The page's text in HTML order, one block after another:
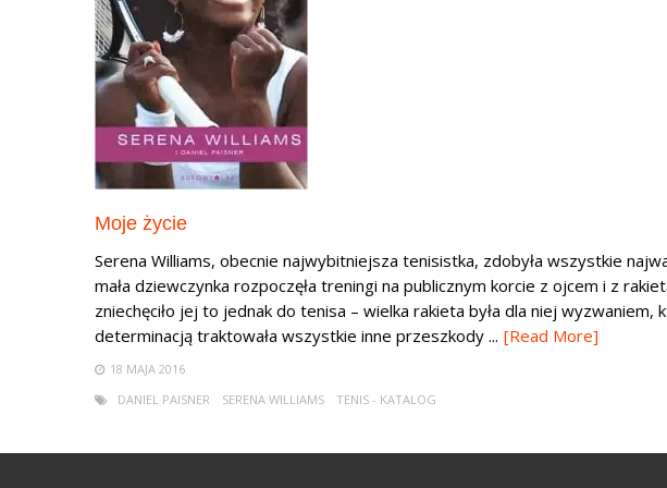
Moje życie
Serena Williams, obecnie najwybitniejsza tenisistka, zdobyła wszystkie
mała dziewczynka rozpoczęła treningi na publicznym korcie z ojcem i z
zniechęciło jej to jednak do tenisa – wielka rakieta była dla niej wyzwaniem,
determinacją traktowała wszystkie inne przeszkody ... [Read More]
18 MAJA 2016
DANIEL PAISNER
SERENA WILLIAMS TENIS - KATALOG